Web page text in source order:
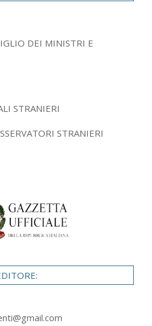
DEI MINISTRI E
STRANIERI
STRANIERI